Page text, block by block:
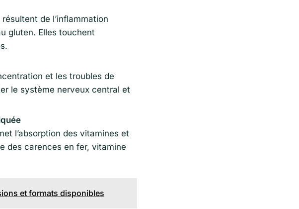
de l’inflammation
gluten. Elles touchent
et les troubles de
le système nerveux central et
l’absorption des vitamines et
des carences en fer, vitamine
et formats disponibles